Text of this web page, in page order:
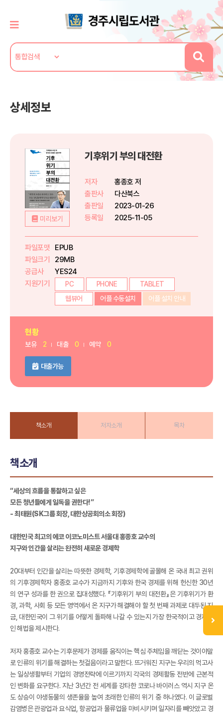
상세정보
미리보기
기후위기 부의 대전환
저자
홍종호 저
출판사
다산북스
출판일
2023-01-26
등록일
2025-11-05
파일포맷
EPUB
파일크기
29MB
공급사
YES24
지원기기
PC PHONE
TABLET
웹뷰어
어플 수동설치 어플 설치 안내
현황
보유 2 대출 0 예약 0
대출가능
책소개 저자소개 목차
책소개
“세상의 흐름을 통찰하고 싶은
모든 청년들에게 일독을 권한다!”
- 최태원(SK그룹 회장, 대한상공회의소 회장)
대한민국 최고의 에코 이코노미스트 서울대 홍종호 교수의
지구와 인간을 살리는 완전히 새로운 경제학
20대부터 인간을 살리는 따뜻한 경제학, 기후경제학에 골몰해 온 국내 최고 권위
의 기후경제학자 홍종호 교수가 지금까지 기후와 한국 경제를 위해 헌신한 30년
의 연구 성과를 한 권으로 집대성했다. 『기후위기 부의 대전환』은 기후위기가 환
경, 과학, 사회 등 모든 영역에서 온 지구가 해결해야 할 첫 번째 과제로 대두된 지
금, 대한민국이 그 위기를 어떻게 돌파해 나갈 수 있는지 가장 한국적이고 경제적
인 해법을 제시한다.
저자 홍종호 교수는 기후문제가 경제를 움직이는 핵심 주체임을 깨닫는 것이야말
로 인류의 위기를 해결하는 첫걸음이라고 말한다. 뜨거워진 지구는 우리의 먹고사
는 일상생활부터 기업의 경영전략에 이르기까지 각국의 경제활동 전반에 근본적
인 변화를 요구한다. 지난 3년간 전 세계를 강타한 코로나 바이러스 역시 지구 온
도 상승이 야생동물의 생존율을 높여 초래한 인류의 위기 중 하나였다. 이 글로벌
감염병은 관광업과 요식업, 항공업과 물류업을 마비시키며 일자리를 빼앗았고 경